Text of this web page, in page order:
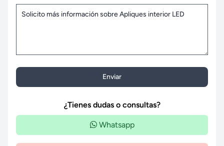
Enviar
¿Tienes dudas o consultas?
Whatsapp